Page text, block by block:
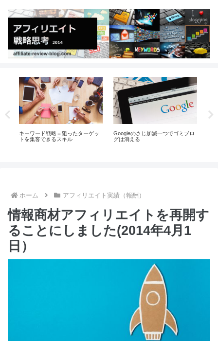
のさじ加減一つでゴミブロ
2024年はリスティングに取り組ん
どうすれば自分の
ホーム アフィリエイト実績（報酬）
情報商材アフィリエイトを再開す
ることにしました(2014年4月1
日）